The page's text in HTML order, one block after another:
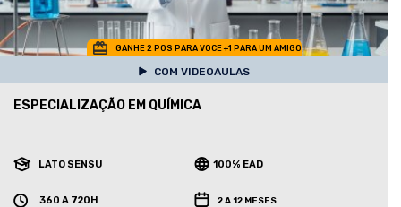
GANHE 2 POS PARA VOCE +1 PARA UM AMIGO
COM VIDEOAULAS
ESPECIALIZAÇÃO EM QUÍMICA
LATO SENSU 100% EAD
360 A 720H 2 A 12 MESES